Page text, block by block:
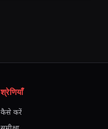
श्रेणियाँ
कैसे करें